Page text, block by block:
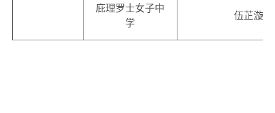
庇理罗士女子中
学
伍芷漩